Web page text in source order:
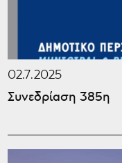
02.7.2025
Συνεδρίαση 385η